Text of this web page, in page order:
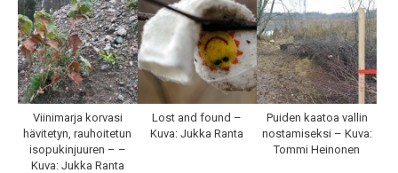
Viinimarja korvasi
hävitetyn, rauhoitetun
isopukinjuuren – –
Kuva: Jukka Ranta
Lost and found –
Kuva: Jukka Ranta
Puiden kaatoa vallin
nostamiseksi – Kuva:
Tommi Heinonen